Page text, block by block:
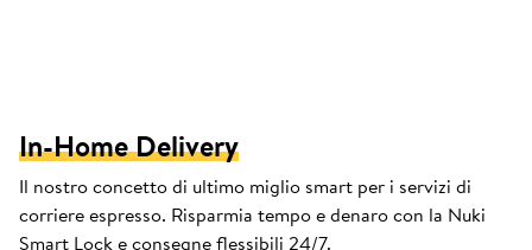
In-Home Delivery
Il nostro concetto di ultimo miglio smart per i servizi di
corriere espresso. Risparmia tempo e denaro con la Nuki
Smart Lock e consegne flessibili 24/7.